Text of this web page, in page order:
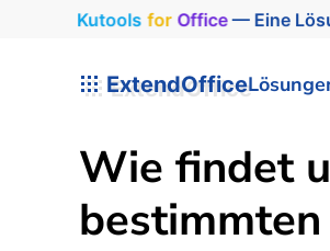
Kutools for Office— Eine
ExtendOffice
Wie findet
bestimmten